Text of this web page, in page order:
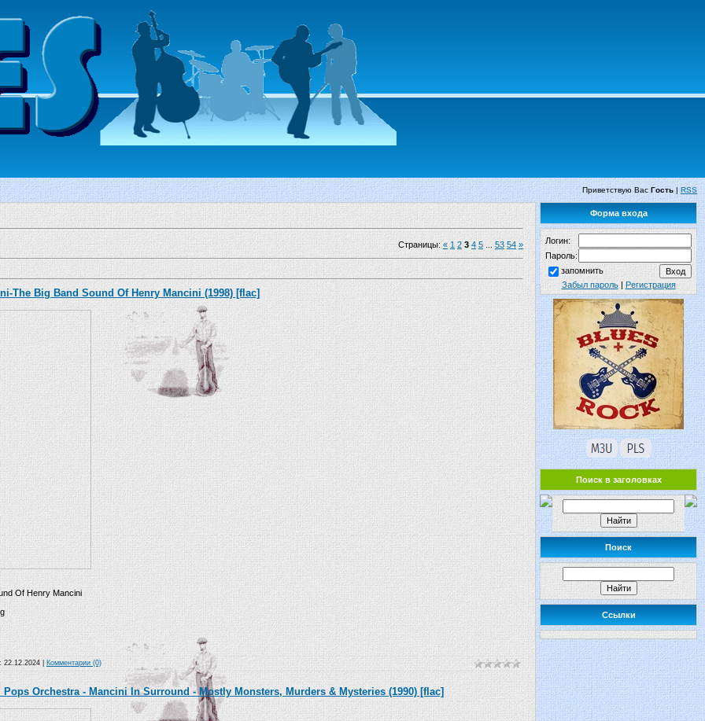
Приветствую Вас Гость|RSS
Страницы:« 1 2 3 4 5 ... 53 54 »
The Big Band Sound Of Henry Mancini (1998) [flac]
Of Henry Mancini
22.12.2024 Комментарии (0)
Orchestra - Mancini In Surround - Mostly Monsters, Murders & Mysteries (1990) [flac]
Форма входа
Логин:
Пароль:
запомнить
Забыл пароль| Регистрация
Поиск в заголовках
Поиск
Ссылки